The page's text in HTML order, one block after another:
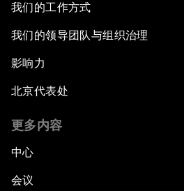
我们的工作方式
我们的领导团队与组织治理
影响力
北京代表处
更多内容
中心
会议